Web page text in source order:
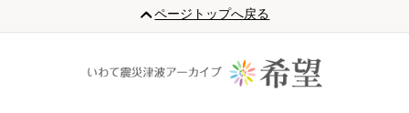
20
ページトップへ戻る